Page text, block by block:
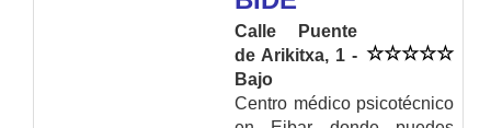
Calle Puente
de Arikitxa, 1 -
Bajo
Centro médico psicotécnico